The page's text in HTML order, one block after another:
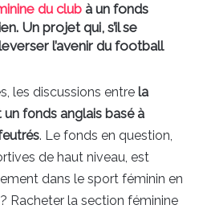
du club à un fonds
Un projet qui, s’il se
l’avenir du football
les discussions entre la
fonds anglais basé à
. Le fonds en question,
de haut niveau, est
dans le sport féminin en
Racheter la section féminine